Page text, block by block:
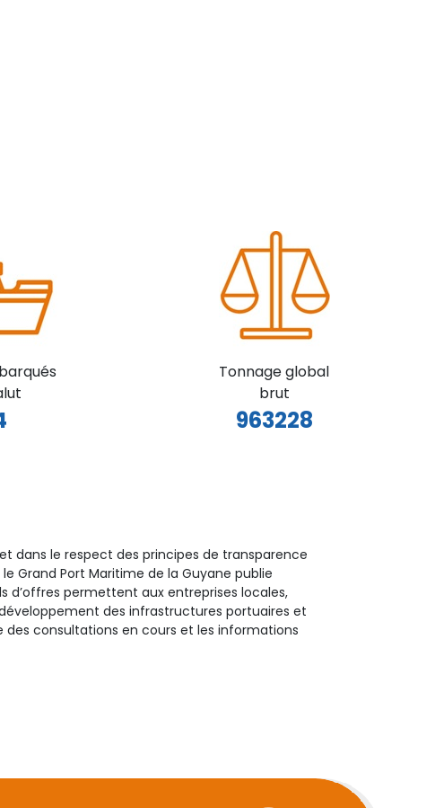
Tonnage global
brut
963228
dans le respect des principes de transparence
Grand Port Maritime de la Guyane publie
d’offres permettent aux entreprises locales,
des infrastructures portuaires et
des consultations en cours et les informations